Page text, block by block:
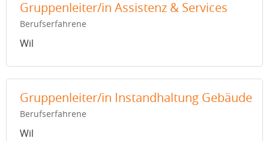
Gruppenleiter/in Assistenz & Services
Berufserfahrene
Wil
Gruppenleiter/in Instandhaltung Gebäude
Berufserfahrene
Wil